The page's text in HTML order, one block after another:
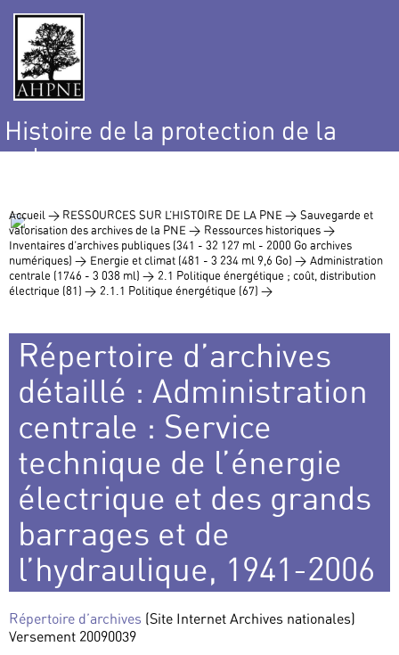
Histoire de la protection de la
nature
Accueil > RESSOURCES SUR L’HISTOIRE DE LA PNE > Sauvegarde et
valorisation des archives de la PNE > Ressources historiques >
Inventaires d’archives publiques (341 - 32 127 ml - 2000 Go archives
numériques) > Energie et climat (481 - 3 234 ml 9,6 Go) > Administration
centrale (1746 - 3 038 ml) > 2.1 Politique énergétique ; coût, distribution
électrique (81) > 2.1.1 Politique énergétique (67) >
Répertoire d’archives
détaillé : Administration
centrale : Service
technique de l’énergie
électrique et des grands
barrages et de
l’hydraulique, 1941-2006
Répertoire d’archives (Site Internet Archives nationales)
Versement 20090039